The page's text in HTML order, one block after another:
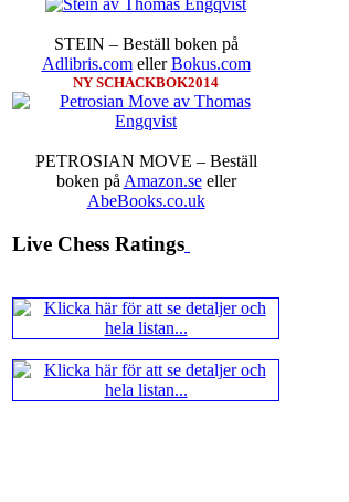
STEIN – Beställ boken på
Adlibris.comellerBokus.com
NY SCHACKBOK2014
PETROSIAN MOVE – Beställ
boken på Amazon.seeller
AbeBooks.co.uk
Live Chess Ratings